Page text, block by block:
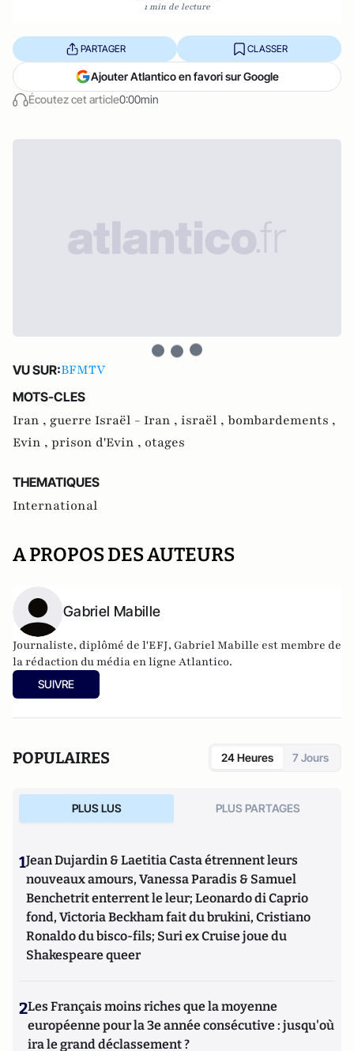
1 min de lecture
Écoutez cet article0:00min
PARTAGER CLASSER
Ajouter Atlantico en favori sur Google
VU SUR:BFMTV
MOTS-CLES
Iran , guerre Israël - Iran , israël , bombardements ,
Evin , prison d'Evin , otages
THEMATIQUES
International
A PROPOS DES AUTEURS
Gabriel Mabille
Journaliste, diplômé de l'EFJ, Gabriel Mabille est membre de
la rédaction du média en ligne Atlantico.
SUIVRE
POPULAIRES 24 Heures 7 Jours
PLUS LUS PLUS PARTAGES
1Jean Dujardin & Laetitia Casta étrennent leurs
nouveaux amours, Vanessa Paradis & Samuel
Benchetrit enterrent le leur; Leonardo di Caprio
fond, Victoria Beckham fait du brukini, Cristiano
Ronaldo du bisco-fils; Suri ex Cruise joue du
Shakespeare queer
2Les Français moins riches que la moyenne
européenne pour la 3e année consécutive : jusqu'où
ira le grand déclassement ?